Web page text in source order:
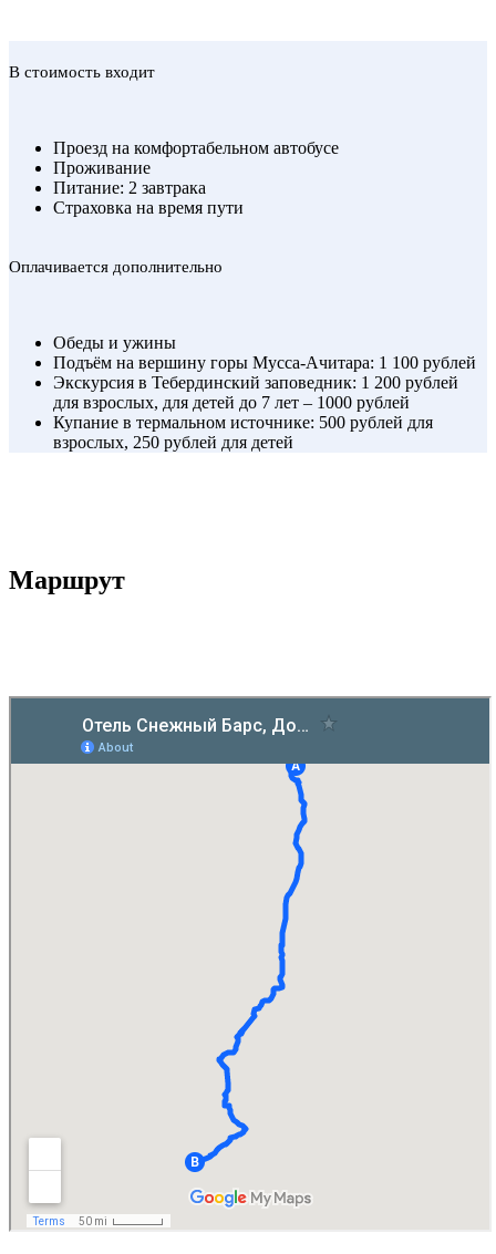
В стоимость входит
Проезд на комфортабельном автобусе
Проживание
Питание: 2 завтрака
Страховка на время пути
Оплачивается дополнительно
Обеды и ужины
Подъём на вершину горы Мусса-Ачитара: 1 100 рублей
Экскурсия в Тебердинский заповедник: 1 200 рублей
для взрослых, для детей до 7 лет – 1000 рублей
Купание в термальном источнике: 500 рублей для
взрослых, 250 рублей для детей
Маршрут